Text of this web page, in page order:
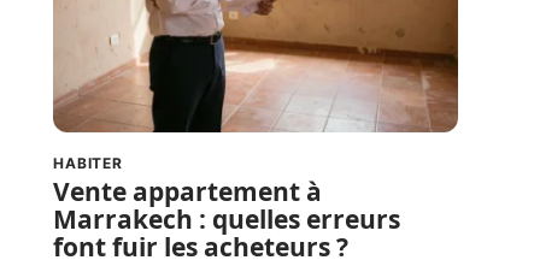
HABITER
Vente appartement à
Marrakech : quelles erreurs
font fuir les acheteurs ?